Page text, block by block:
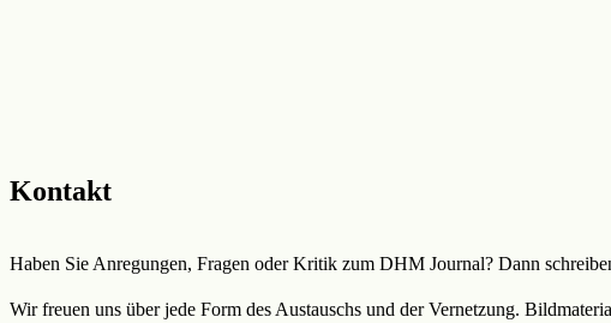
Kontakt
Haben Sie Anregungen, Fragen oder Kritik zum DHM Journal? Dann
Wir freuen uns über jede Form des Austauschs und der Vernetzung.